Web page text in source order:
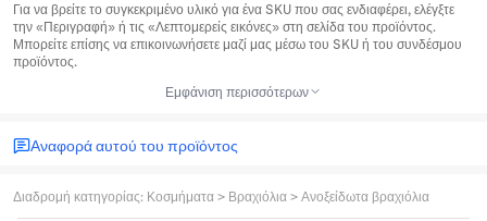
Για να βρείτε το συγκεκριμένο υλικό για ένα SKU που σας ενδιαφέρει, ελέγξτε
την «Περιγραφή» ή τις «Λεπτομερείς εικόνες» στη σελίδα του προϊόντος.
Μπορείτε επίσης να επικοινωνήσετε μαζί μας μέσω του SKU ή του συνδέσμου
προϊόντος.
Εμφάνιση περισσότερων
Αναφορά αυτού του προϊόντος
Διαδρομή κατηγορίας: Κοσμήματα > Βραχιόλια > Ανοξείδωτα βραχιόλια